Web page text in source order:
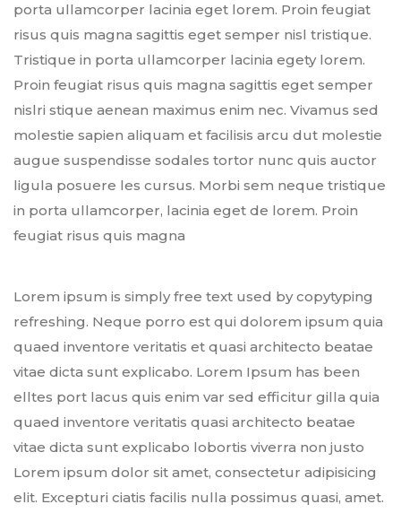
porta ullamcorper lacinia eget lorem. Proin feugiat
risus quis magna sagittis eget semper nisl tristique.
Tristique in porta ullamcorper lacinia egety lorem.
Proin feugiat risus quis magna sagittis eget semper
nislri stique aenean maximus enim nec. Vivamus sed
molestie sapien aliquam et facilisis arcu dut molestie
augue suspendisse sodales tortor nunc quis auctor
ligula posuere les cursus. Morbi sem neque tristique
in porta ullamcorper, lacinia eget de lorem. Proin
feugiat risus quis magna
Lorem ipsum is simply free text used by copytyping
refreshing. Neque porro est qui dolorem ipsum quia
quaed inventore veritatis et quasi architecto beatae
vitae dicta sunt explicabo. Lorem Ipsum has been
elltes port lacus quis enim var sed efficitur gilla quia
quaed inventore veritatis quasi architecto beatae
vitae dicta sunt explicabo lobortis viverra non justo
Lorem ipsum dolor sit amet, consectetur adipisicing
elit. Excepturi ciatis facilis nulla possimus quasi, amet.